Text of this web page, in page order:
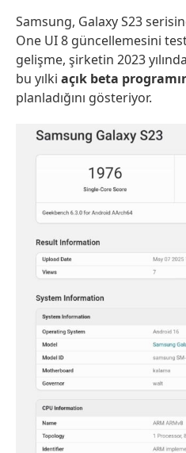
Samsung, Galaxy S23
One UI 8 güncellemesini
gelişme, şirketin 2023
bu yılki açık beta
planladığını gösteriyor.